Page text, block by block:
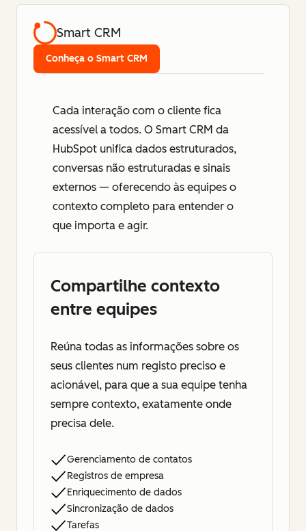
Smart CRM
Cada interação com o cliente fica
acessível a todos. O Smart CRM da
HubSpot unifica dados estruturados,
conversas não estruturadas e sinais
externos — oferecendo às equipes o
contexto completo para entender o
que importa e agir.
Compartilhe contexto
entre equipes
Reúna todas as informações sobre os
seus clientes num registo preciso e
acionável, para que a sua equipe tenha
sempre contexto, exatamente onde
precisa dele.
Gerenciamento de contatos
Registros de empresa
Enriquecimento de dados
Sincronização de dados
Tarefas
Conheça o Smart CRM